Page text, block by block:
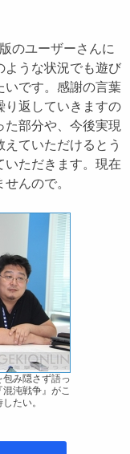
のユーザーさんに
ような状況でも遊び
いです。感謝の言葉
り返していきますの
た部分や、今後実現
ていただけるとう
いただきます。現在
んので。
み隠さず語っ
沌戦争』がこ
たい。